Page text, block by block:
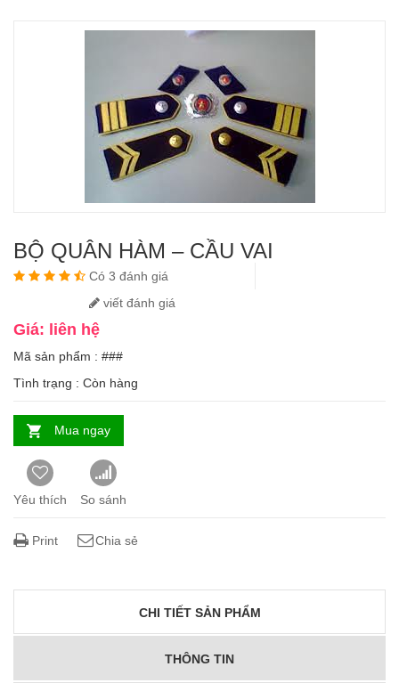
BỘ QUÂN HÀM – CẦU VAI
Có 3 đánh giá
viết đánh giá
Giá: liên hệ
Mã sản phẩm : ###
Tình trạng : Còn hàng
Mua ngay
Yêu thích So sánh
Print Chia sẻ
CHI TIẾT SẢN PHẨM
THÔNG TIN